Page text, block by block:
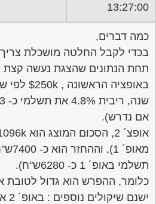
13:27:00
כמה דברים,
בכדי לקבל החלטה מושכלת צריך
תחת הנתונים שהצגת נעשה קצת
אם נדרש).
מאופ´
תשלמי באופ´ 1 כ- 6280ש"ח).
כלומר, ההפרש הוא גדול לטובת
ישנם